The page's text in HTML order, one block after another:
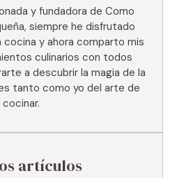
y fundadora de Como
siempre he disfrutado
cocina y ahora comparto mis
culinarios con todos
a descubrir la magia de la
tanto como yo del arte de
cocinar.
artículos